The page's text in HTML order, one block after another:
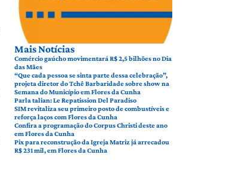
Mais Notícias
Comércio gaúcho movimentará R$ 2,5 bilhões no Dia
das Mães
“Que cada pessoa se sinta parte dessa celebração”,
projeta diretor do Tchê Barbaridade sobre show na
Semana do Município em Flores da Cunha
Parla talian: Le Repatission Del Paradiso
SIM revitaliza seu primeiro posto de combustíveis e
reforça laços com Flores da Cunha
Confira a programação do Corpus Christi deste ano
em Flores da Cunha
Pix para reconstrução da Igreja Matriz já arrecadou
R$ 231 mil, em Flores da Cunha